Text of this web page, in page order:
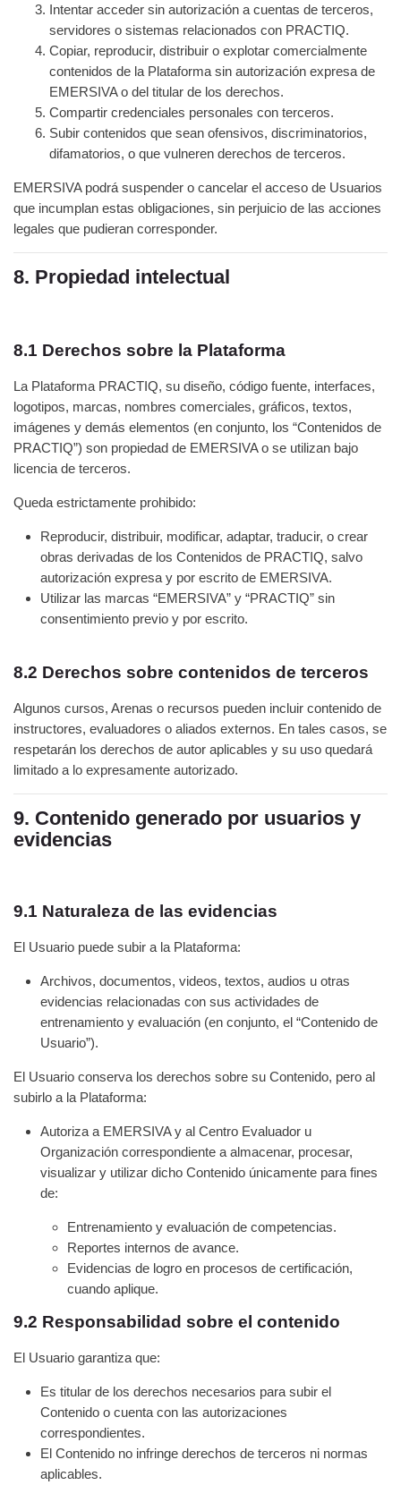
Intentar acceder sin autorización a cuentas de terceros,
servidores o sistemas relacionados con PRACTIQ.
Copiar, reproducir, distribuir o explotar comercialmente
contenidos de la Plataforma sin autorización expresa de
EMERSIVA o del titular de los derechos.
Compartir credenciales personales con terceros.
Subir contenidos que sean ofensivos, discriminatorios,
difamatorios, o que vulneren derechos de terceros.
EMERSIVA podrá suspender o cancelar el acceso de Usuarios
que incumplan estas obligaciones, sin perjuicio de las acciones
legales que pudieran corresponder.
8. Propiedad intelectual
8.1 Derechos sobre la Plataforma
La Plataforma PRACTIQ, su diseño, código fuente, interfaces,
logotipos, marcas, nombres comerciales, gráficos, textos,
imágenes y demás elementos (en conjunto, los “Contenidos de
PRACTIQ”) son propiedad de EMERSIVA o se utilizan bajo
licencia de terceros.
Queda estrictamente prohibido:
Reproducir, distribuir, modificar, adaptar, traducir, o crear
obras derivadas de los Contenidos de PRACTIQ, salvo
autorización expresa y por escrito de EMERSIVA.
Utilizar las marcas “EMERSIVA” y “PRACTIQ” sin
consentimiento previo y por escrito.
8.2 Derechos sobre contenidos de terceros
Algunos cursos, Arenas o recursos pueden incluir contenido de
instructores, evaluadores o aliados externos. En tales casos, se
respetarán los derechos de autor aplicables y su uso quedará
limitado a lo expresamente autorizado.
9. Contenido generado por usuarios y
evidencias
9.1 Naturaleza de las evidencias
El Usuario puede subir a la Plataforma:
Archivos, documentos, videos, textos, audios u otras
evidencias relacionadas con sus actividades de
entrenamiento y evaluación (en conjunto, el “Contenido de
Usuario”).
El Usuario conserva los derechos sobre su Contenido, pero al
subirlo a la Plataforma:
Autoriza a EMERSIVA y al Centro Evaluador u
Organización correspondiente a almacenar, procesar,
visualizar y utilizar dicho Contenido únicamente para fines
de:
Entrenamiento y evaluación de competencias.
Reportes internos de avance.
Evidencias de logro en procesos de certificación,
cuando aplique.
9.2 Responsabilidad sobre el contenido
El Usuario garantiza que:
Es titular de los derechos necesarios para subir el
Contenido o cuenta con las autorizaciones
correspondientes.
El Contenido no infringe derechos de terceros ni normas
aplicables.